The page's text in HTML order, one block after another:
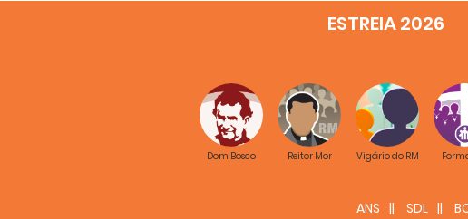
ESTREIA 2026
Dom Bosco Reitor Mor Vigário do RM
ANS SDL